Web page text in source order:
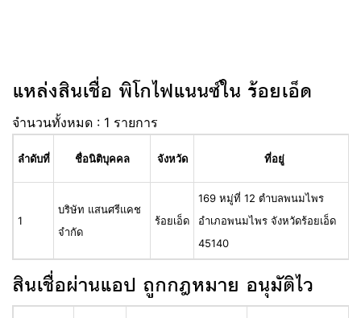
แหล่งสินเชื่อ พิโกไฟแนนซ์ใน ร้อยเอ็ด
จำนวนทั้งหมด : 1 รายการ
ลำดับที่ ชื่อนิติบุคคล จังหวัด ที่อยู่
1
บริษัท แสนศรีแคช
จำกัด
ร้อยเอ็ด
169 หมู่ที่ 12 ตำบลพนมไพร
อำเภอพนมไพร จังหวัดร้อยเอ็ด
45140
สินเชื่อผ่านแอป ถูกกฎหมาย อนุมัติไว